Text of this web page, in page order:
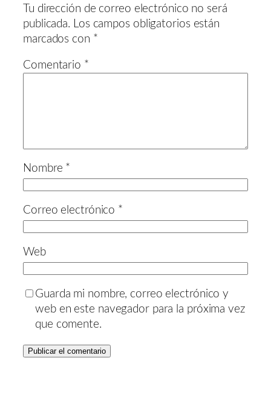
Tu dirección de correo electrónico no será
publicada.
Los campos obligatorios están
marcados con *
Comentario *
Nombre *
Correo electrónico *
Web
Guarda mi nombre, correo electrónico y
web en este navegador para la próxima vez
que comente.